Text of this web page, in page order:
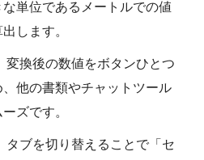
単位であるメートルでの値
します。
変換後の数値をボタンひとつ
他の書類やチャットツール
ズです。
タブを切り替えることで「セ